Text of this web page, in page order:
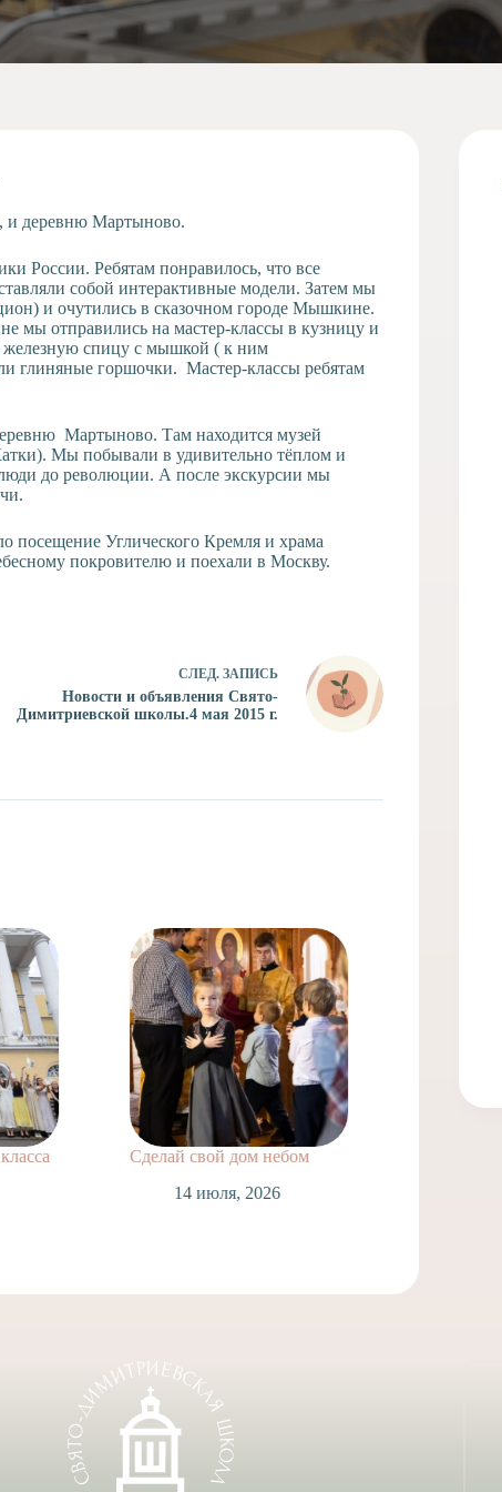
и деревню Мартыново.
России. Ребятам понравилось, что все
собой интерактивные модели. Затем мы
и очутились в сказочном городе Мышкине.
мы отправились на мастер-классы в кузницу и
железную спицу с мышкой ( к ним
глиняные горшочки. Мастер-классы ребятам
Мартыново. Там находится музей
Мы побывали в удивительно тёплом и
до революции. А после экскурсии мы
посещение Углического Кремля и храма
покровителю и поехали в Москву.
СЛЕД. ЗАПИСЬ
Новости и объявления Свято-
Димитриевской школы.4 мая 2015 г.
Сделай свой дом небом
14 июля, 2026